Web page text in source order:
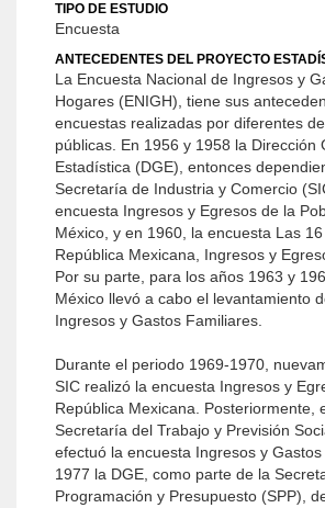
TIPO DE ESTUDIO
Encuesta
ANTECEDENTES DEL PROYECTO
La Encuesta Nacional de Ingresos y
Hogares (ENIGH), tiene sus
encuestas realizadas por diferentes
públicas. En 1956 y 1958 la Dirección
Estadística (DGE), entonces
Secretaría de Industria y Comercio
encuesta Ingresos y Egresos de la
México, y en 1960, la encuesta Las
República Mexicana, Ingresos y
Por su parte, para los años 1963 y
México llevó a cabo el levantamiento
Ingresos y Gastos Familiares.
Durante el periodo 1969-1970,
SIC realizó la encuesta Ingresos y
República Mexicana. Posteriormente,
Secretaría del Trabajo y Previsión
efectuó la encuesta Ingresos y
1977 la DGE, como parte de la
Programación y Presupuesto (SPP),